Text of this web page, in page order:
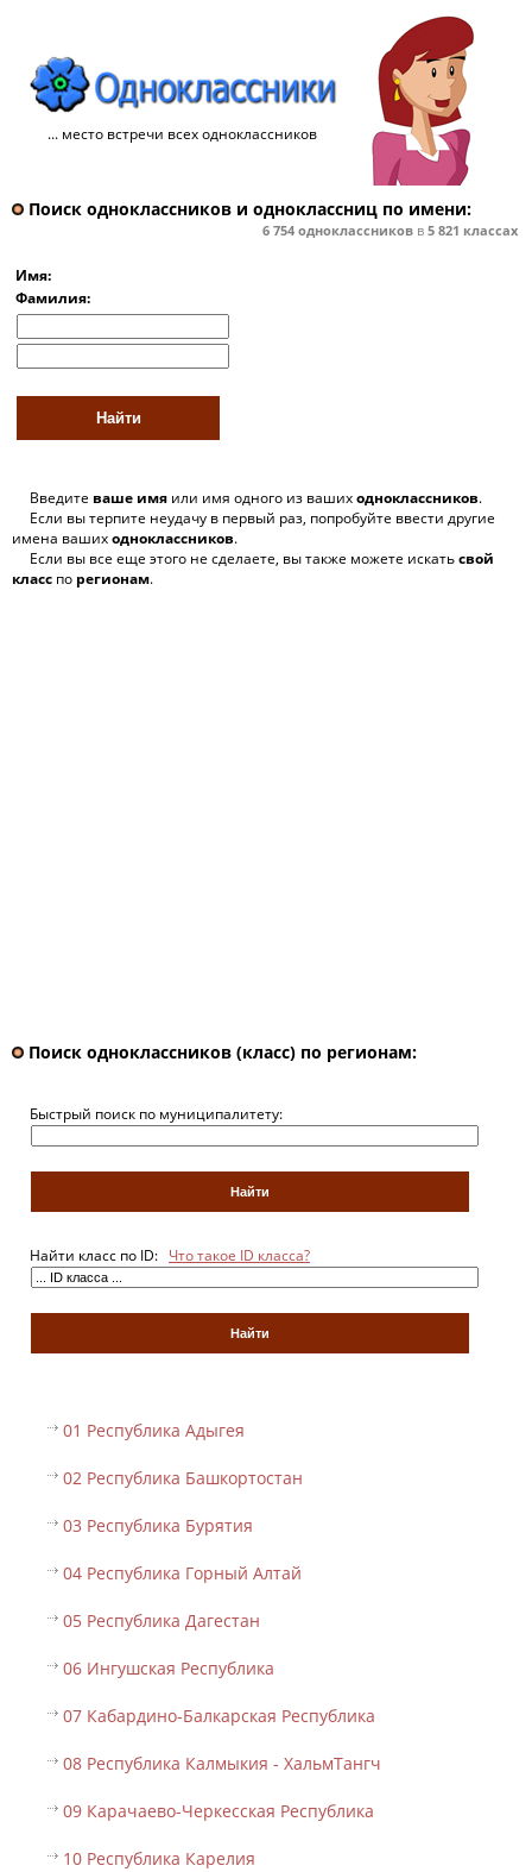
... место встречи всех одноклассников
Поиск одноклассников и одноклассниц по имени:
6 754 одноклассниковв 5 821 классах
Имя:
Фамилия:
Введите ваше имя или имя одного из вашиходноклассников.
Если вы терпите неудачу в первый раз, попробуйте ввести другие
имена вашиходноклассников.
Если вы все еще этого не сделаете, вы также можете искатьсвой
класс по регионам.
Поиск одноклассников (класс) по регионам:
Быстрый поиск по муниципалитету:
Найти класс по ID: Что такое ID класса?
01 Республика Адыгея
02 Республика Башкортостан
03 Республика Бурятия
04 Республика Горный Алтай
05 Республика Дагестан
06 Ингушская Республика
07 Кабардино-Балкарская Республика
08 Республика Калмыкия - ХальмТангч
09 Карачаево-Черкесская Республика
10 Республика Карелия